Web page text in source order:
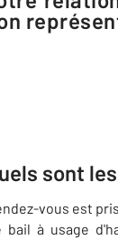
sont
vous est
bail à usage